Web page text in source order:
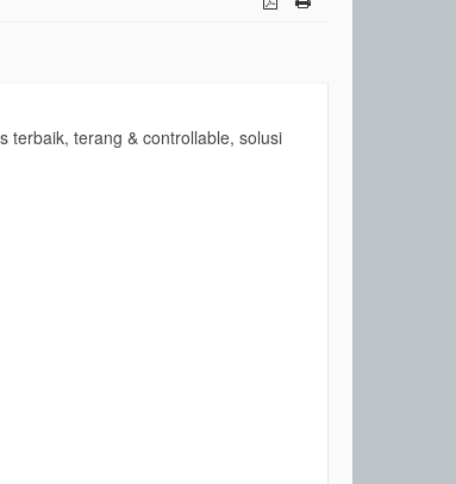
terbaik, terang & controllable, solusi